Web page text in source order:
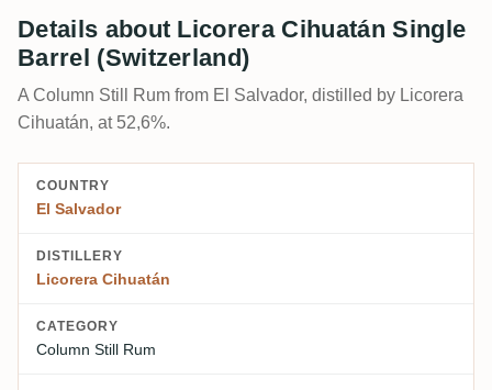
Details about Licorera Cihuatán Single
Barrel (Switzerland)
A Column Still Rum from El Salvador, distilled by Licorera
Cihuatán, at 52,6%.
COUNTRY
El Salvador
DISTILLERY
Licorera Cihuatán
CATEGORY
Column Still Rum